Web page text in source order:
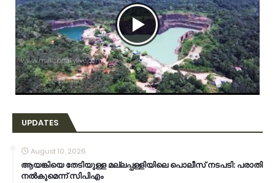
UPDATES
August 10, 2026
ആയങ്കിയെ തേടിയുള്ള മല്ലപ്പള്ളിയിലെ പൊലീസ് നടപടി: പരാതി
നൽകുമെന്ന് സിപിഎം